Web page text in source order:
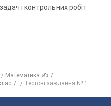
і контрольних робіт
Математика ✍
Тестові завдання № 1